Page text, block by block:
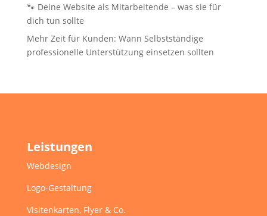
🐾 Deine Website als Mitarbeitende – was sie für
dich tun sollte
Mehr Zeit für Kunden: Wann Selbstständige
professionelle Unterstützung einsetzen sollten
Leistungen
Webdesign
Logo-Gestaltung
Visitenkarten, Flyer & Co.